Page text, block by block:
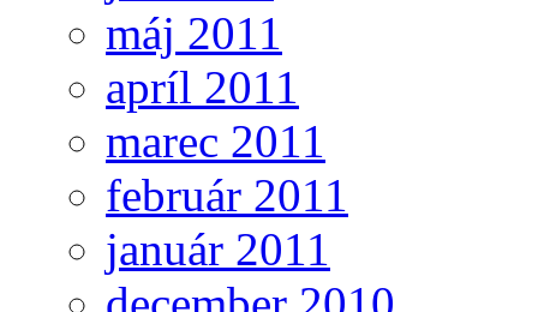
máj 2011
apríl 2011
marec 2011
február 2011
január 2011